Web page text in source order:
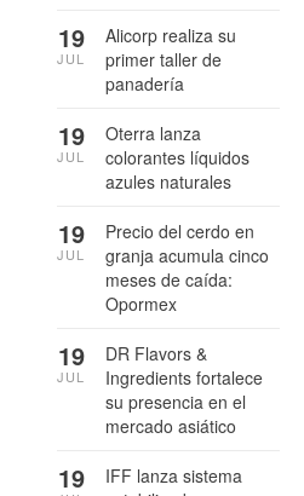
Alicorp realiza su
primer taller de
panadería
19
JUL
Oterra lanza
colorantes líquidos
azules naturales
19
JUL
Precio del cerdo en
granja acumula cinco
meses de caída:
Opormex
19
JUL
DR Flavors &
Ingredients fortalece
su presencia en el
mercado asiático
19
JUL
IFF lanza sistema
19